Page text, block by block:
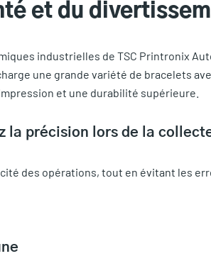
et du
industrielles de TSC Printronix
une grande variété de bracelets
et une durabilité supérieure.
la précision lors de la
des opérations, tout en évitant les